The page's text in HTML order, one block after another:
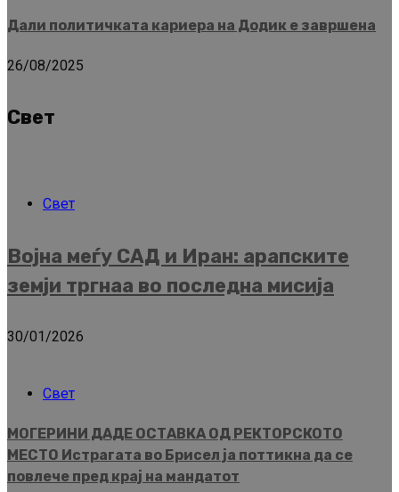
Дали политичката кариера на Додик е завршена
26/08/2025
Свет
Свет
Војна меѓу САД и Иран: арапските
земји тргнаа во последна мисија
30/01/2026
Свет
МОГЕРИНИ ДАДЕ ОСТАВКА ОД РЕКТОРСКОТО
МЕСТО Истрагата во Брисел ја поттикна да се
повлече пред крај на мандатот